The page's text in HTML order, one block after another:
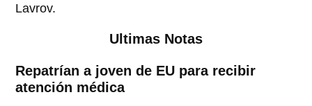
Lavrov.
Ultimas Notas
Repatrían a joven de EU para recibir
atención médica